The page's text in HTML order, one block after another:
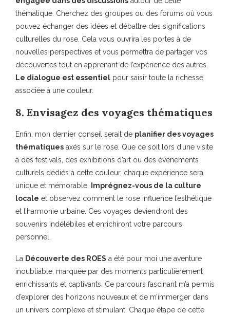
thématique. Cherchez des groupes ou des forums où vous
pouvez échanger des idées et débattre des significations
culturelles du rose. Cela vous ouvrira les portes à de
nouvelles perspectives et vous permettra de partager vos
découvertes tout en apprenant de l’expérience des autres.
Le dialogue est essentiel pour saisir toute la richesse
associée à une couleur.
8. Envisagez des voyages thématiques
Enfin, mon dernier conseil serait de planifier des voyages
thématiques axés sur le rose. Que ce soit lors d’une visite
à des festivals, des exhibitions d’art ou des événements
culturels dédiés à cette couleur, chaque expérience sera
unique et mémorable.
Imprégnez-vous de la culture
locale et observez comment le rose influence l’esthétique
et l’harmonie urbaine. Ces voyages deviendront des
souvenirs indélébiles et enrichiront votre parcours
personnel.
La Découverte des ROES a été pour moi une aventure
inoubliable, marquée par des moments particulièrement
enrichissants et captivants. Ce parcours fascinant m’a permis
d’explorer des horizons nouveaux et de m’immerger dans
un univers complexe et stimulant. Chaque étape de cette